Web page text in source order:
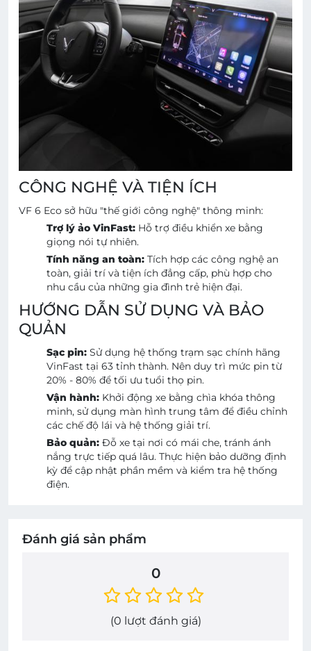
CÔNG NGHỆ VÀ TIỆN ÍCH
VF 6 Eco sở hữu "thế giới công nghệ" thông minh:
Trợ lý ảo VinFast: Hỗ trợ điều khiển xe bằng
giọng nói tự nhiên.
Tính năng an toàn: Tích hợp các công nghệ an
toàn, giải trí và tiện ích đẳng cấp, phù hợp cho
nhu cầu của những gia đình trẻ hiện đại.
HƯỚNG DẪN SỬ DỤNG VÀ BẢO
QUẢN
Sạc pin: Sử dụng hệ thống trạm sạc chính hãng
VinFast tại 63 tỉnh thành. Nên duy trì mức pin từ
20% - 80% để tối ưu tuổi thọ pin.
Vận hành: Khởi động xe bằng chìa khóa thông
minh, sử dụng màn hình trung tâm để điều chỉnh
các chế độ lái và hệ thống giải trí.
Bảo quản: Đỗ xe tại nơi có mái che, tránh ánh
nắng trực tiếp quá lâu. Thực hiện bảo dưỡng định
kỳ để cập nhật phần mềm và kiểm tra hệ thống
điện.
Đánh giá sản phẩm
0
(0 lượt đánh giá)